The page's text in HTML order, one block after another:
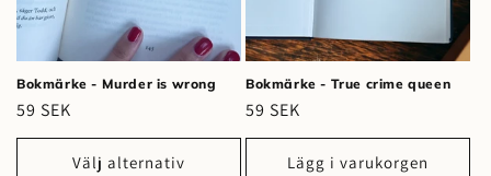
Bokmärke - Murder is wrong
Ordinarie
pris
59 SEK
Välj alternativ
Bokmärke - True crime queen
Ordinarie
pris
59 SEK
Lägg i varukorgen